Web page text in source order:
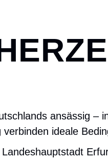
ansässig
ideale